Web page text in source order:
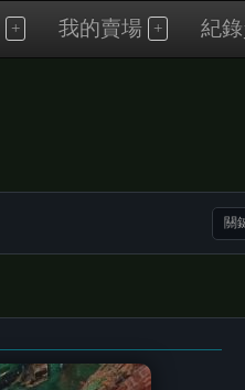
我的賣場 紀